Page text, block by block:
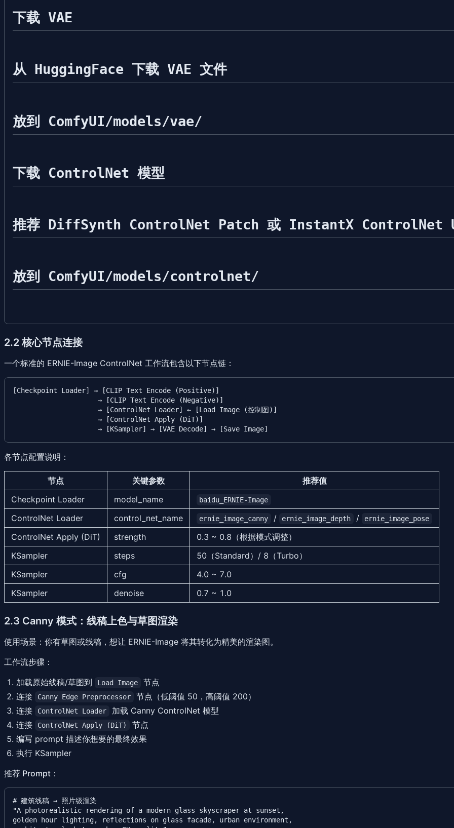
下载 VAE
从 HuggingFace 下载 VAE 文件
放到 ComfyUI/models/vae/
下载 ControlNet 模型
推荐 DiffSynth ControlNet Patch 或 InstantX ControlNet
放到 ComfyUI/models/controlnet/
2.2 核心节点连接
一个标准的 ERNIE-Image ControlNet 工作流包含以下节点链：
[Checkpoint Loader] → [CLIP Text Encode (Positive)]
                     → [CLIP Text Encode (Negative)]
                     → [ControlNet Loader] ← [Load Image (控制图)]
                     → [ControlNet Apply (DiT)]
各节点配置说明 ：
节点 关键参数
推荐值
Checkpoint Loader
model_name baidu_ERNIE-Image
ControlNet Loader control_net_name ernie_image_canny / ernie_image_depth / ernie_image_pose
ControlNet Apply (DiT) strength
0.3 ~ 0.8（根据模式调整）
KSampler
steps
50（Standard）/ 8（Turbo）
KSampler
cfg
4.0 ~ 7.0
KSampler
denoise 0.7 ~ 1.0
2.3 Canny 模式：线稿上色与草图渲染
使用场景 ：你有草图或线稿，想让 ERNIE-Image 将其转化为精美的渲染图。
工作流步骤 ：
加载原始线稿/草图到
Load Image
节点
连接
Canny Edge Preprocessor
节点（低阈值 50，高阈值 200）
连接
ControlNet Loader
加载 Canny ControlNet 模型
连接
ControlNet Apply (DiT)
节点
编写 prompt 描述你想要的最终效果
执行 KSampler
推荐 Prompt ：
# 建筑线稿 → 照片级渲染
"A photorealistic rendering of a modern glass skyscraper at sunset,
golden hour lighting, reflections on glass facade, urban environment,